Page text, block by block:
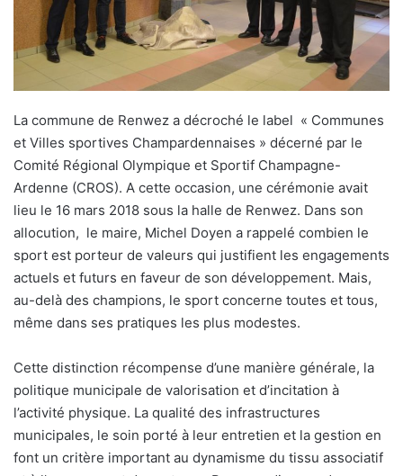
La commune de Renwez a décroché le label « Communes
et Villes sportives Champardennaises » décerné par le
Comité Régional Olympique et Sportif Champagne-
Ardenne (CROS). A cette occasion, une cérémonie avait
lieu le 16 mars 2018 sous la halle de Renwez. Dans son
allocution, le maire, Michel Doyen a rappelé combien le
sport est porteur de valeurs qui justifient les engagements
actuels et futurs en faveur de son développement. Mais,
au-delà des champions, le sport concerne toutes et tous,
même dans ses pratiques les plus modestes.
Cette distinction récompense d’une manière générale, la
politique municipale de valorisation et d’incitation à
l’activité physique. La qualité des infrastructures
municipales, le soin porté à leur entretien et la gestion en
font un critère important au dynamisme du tissu associatif